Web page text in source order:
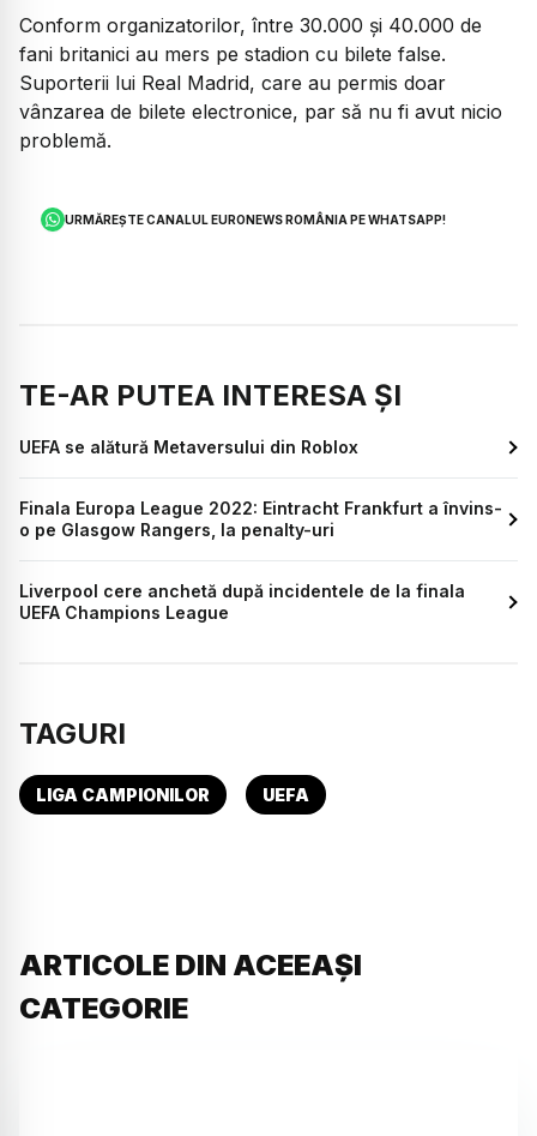
Conform organizatorilor, între 30.000 și 40.000 de
fani britanici au mers pe stadion cu bilete false.
Suporterii lui Real Madrid, care au permis doar
vânzarea de bilete electronice, par să nu fi avut nicio
problemă.
URMĂREȘTE CANALUL EURONEWS ROMÂNIA PE WHATSAPP!
TE-AR PUTEA INTERESA ȘI
UEFA se alătură Metaversului din Roblox
Finala Europa League 2022: Eintracht Frankfurt a învins-
o pe Glasgow Rangers, la penalty-uri
Liverpool cere anchetă după incidentele de la finala
UEFA Champions League
TAGURI
LIGA CAMPIONILOR UEFA
ARTICOLE DIN ACEEAȘI
CATEGORIE